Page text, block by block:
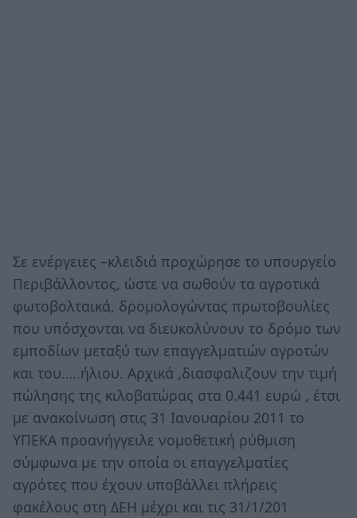
Σε ενέργειες –κλειδιά προχώρησε το υπουργείο
Περιβάλλοντος, ώστε να σωθούν τα αγροτικά
φωτοβολταικά, δρομολογώντας πρωτοβουλίες
που υπόσχονται να διευκολύνουν το δρόμο των
εμποδίων μεταξύ των επαγγελματιών αγροτών
και του…..ήλιου. Αρχικά ,διασφαλιζουν την τιμή
πώλησης της κιλοβατώρας στα 0.441 ευρώ , έτσι
με ανακοίνωση στις 31 Ιανουαρίου 2011 το
ΥΠΕΚΑ προανήγγειλε νομοθετική ρύθμιση
σύμφωνα με την οποία οι επαγγελματίες
αγρότες που έχουν υποβάλλει πλήρεις
φακέλους στη ΔΕΗ μέχρι και τις 31/1/201